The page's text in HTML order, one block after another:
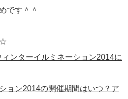
です＾＾
☆
ィンターイルミネーション2014に
ョン2014の開催期間はいつ？ア